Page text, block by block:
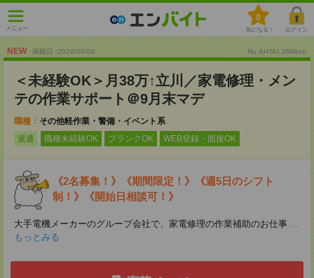
メニュー
0
気になる！ ログイン
NEW 掲載日 :2026/08/06 No.AHTAL3698sin
＜未経験OK＞月38万↑立川／家電修理・メン
テの作業サポート＠9月末マデ
職種： その他軽作業・警備・イベント系
派遣
職種未経験OK ブランクOK WEB登録・面接OK
《2名募集！》《期間限定！》《週5日のシフト
制！》《開始日相談可！》
大手電機メーカーのグループ会社で、家電修理の作業補助のお仕事 ...
もっとみる